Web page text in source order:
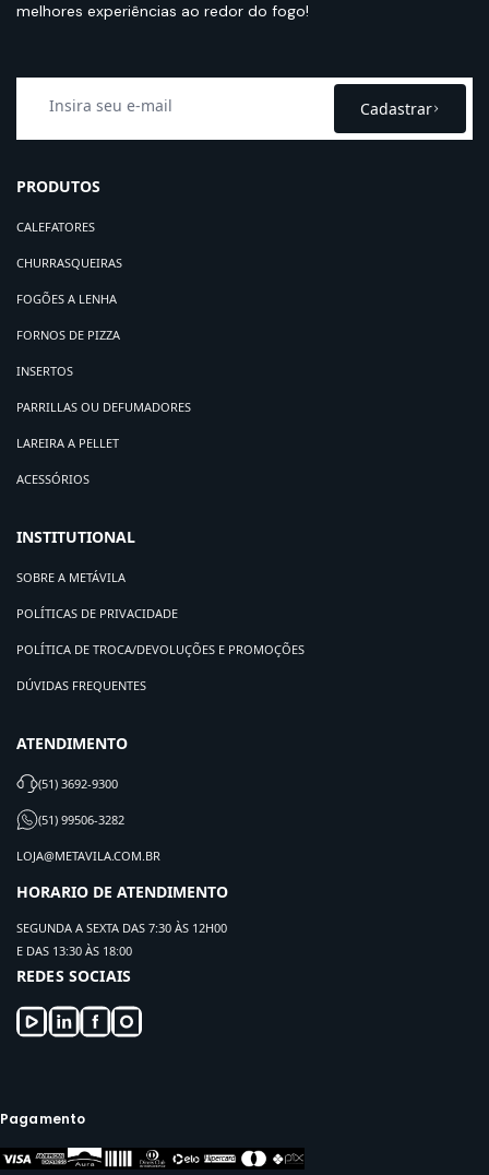
melhores experiências ao redor do fogo!
Cadastrar
PRODUTOS
CALEFATORES
CHURRASQUEIRAS
FOGÕES A LENHA
FORNOS DE PIZZA
INSERTOS
PARRILLAS OU DEFUMADORES
LAREIRA A PELLET
ACESSÓRIOS
INSTITUTIONAL
SOBRE A METÁVILA
POLÍTICAS DE PRIVACIDADE
POLÍTICA DE TROCA/DEVOLUÇÕES E PROMOÇÕES
DÚVIDAS FREQUENTES
ATENDIMENTO
(51) 3692-9300
(51) 99506-3282
LOJA@METAVILA.COM.BR
HORARIO DE ATENDIMENTO
SEGUNDA A SEXTA DAS 7:30 ÀS 12H00
E DAS 13:30 ÀS 18:00
REDES SOCIAIS
Pagamento